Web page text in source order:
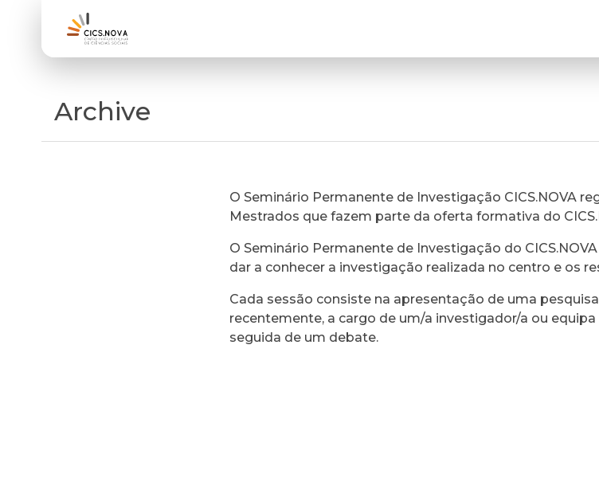
Archive
O Seminário Permanente de Investigação CICS.NOVA
Mestrados que fazem parte da oferta formativa do
O Seminário Permanente de Investigação do
dar a conhecer a investigação realizada no centro e os
Cada sessão consiste na apresentação de uma
recentemente, a cargo de um/a investigador/a ou equipa
seguida de um debate.